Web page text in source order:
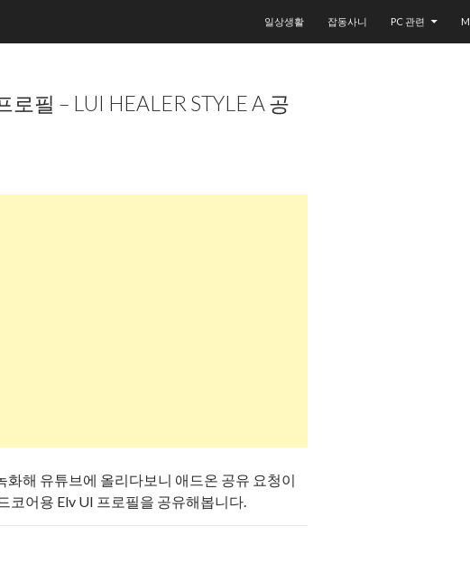
일상생활
잡동사니 PC 관련
필 – LUI HEALER STYLE A 공
해 유튜브에 올리다보니 애드온 공유 요청이
코어용 Elv UI 프로필을 공유해봅니다.